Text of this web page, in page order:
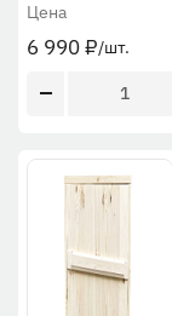
Цена
6 990₽/шт.